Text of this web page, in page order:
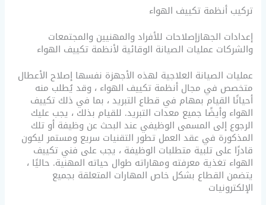
تركيب أنظمة تكييف الهواء
إعدادات الجهازإصلاحات للأفراد والمهنيين والمجتمعات
والشركات عمليات الصيانة الوقائية لأنظمة تكييف الهواء
عمليات الصيانة العلاجية لهذه الأجهزة نفسها إصلاح الأعطال
متخصص في مجال أنظمة تكييف الهواء ، وقد يُطلب منه
أحيانًا القيام بمهام في قطاع التبريد ، بما في ذلك تكييف
الهواء وأيضًا جميع معدات التبريد. للقيام بذلك ، يجب عليك
الرجوع إلى المسمى الوظيفي عند البحث عن وظيفة أو تلك
المذكورة في عقد العمل تطور التقنيات سريع ومستمر ليكون
قادرًا على تلبية متطلبات الوظيفة ، يجب على فني تكييف
الهواء تغذية معرفته ومهاراته طوال حياته المهنية. حاليًا ،
يتضمن القطاع بشكل خاص المهارات المتعلقة بجميع
الإلكترونيات